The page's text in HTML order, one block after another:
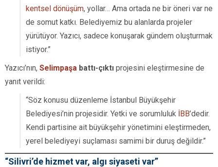
kentsel dönüşüm, yollar… Ama ortada ne bir öneri var ne
de somut katkı. Belediyemiz bu alanlarda projeler
yürütüyor. Yazıcı, sadece konuşarak gündem oluşturmak
istiyor.”
Yazıcı’nın, Selimpaşa battı-çıktı projesini eleştirmesine de
yanıt verildi:
“Söz konusu düzenleme İstanbul Büyükşehir
Belediyesi’nin projesidir. Yetki ve sorumluluk İBB’dedir.
Kendi partisine ait büyükşehir yönetimini eleştirmeden,
yerel belediyeyi suçlaması samimi bir duruş değildir.”
“Silivri’de hizmet var, algı siyaseti var”